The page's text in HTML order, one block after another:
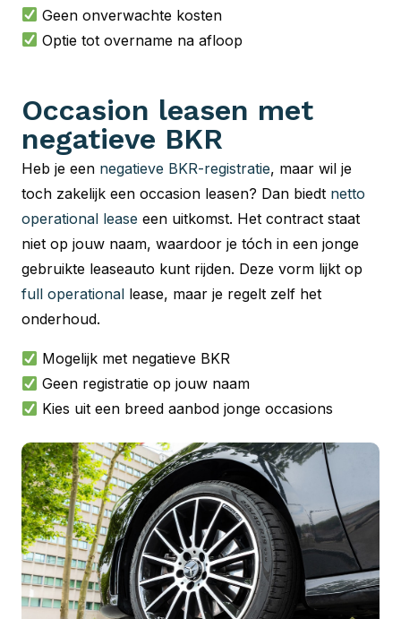
Geen onverwachte kosten
Optie tot overname na afloop
Occasion leasen met
negatieve BKR
Heb je een negatieve BKR-registratie, maar wil je
toch zakelijk een occasion leasen? Dan biedt netto
operational lease een uitkomst. Het contract staat
niet op jouw naam, waardoor je tóch in een jonge
gebruikte leaseauto kunt rijden. Deze vorm lijkt op
full operational lease, maar je regelt zelf het
onderhoud.
Mogelijk met negatieve BKR
Geen registratie op jouw naam
Kies uit een breed aanbod jonge occasions